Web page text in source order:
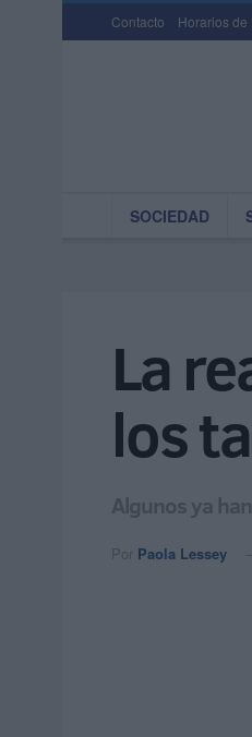
Contacto Horarios de
SOCIEDAD
La
los
Algunos ya
Por Paola Lessey